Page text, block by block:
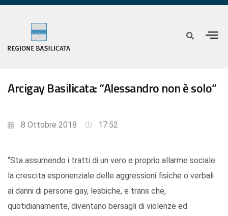
Arcigay Basilicata: “Alessandro non è solo”
8 Ottobre 2018 17:52
“Sta assumendo i tratti di un vero e proprio allarme sociale
la crescita esponenziale delle aggressioni fisiche o verbali
ai danni di persone gay, lesbiche, e trans che,
quotidianamente, diventano bersagli di violenze ed